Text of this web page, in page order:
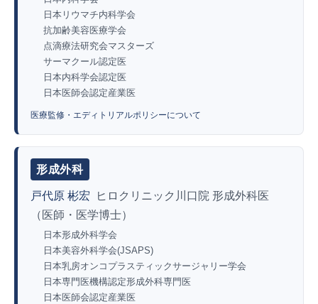
日本リウマチ内科学会
抗加齢美容医療学会
点滴療法研究会マスターズ
サーマクール認定医
日本内科学会認定医
日本医師会認定産業医
医療監修・エディトリアルポリシーについて
形成外科
戸代原 彬宏
ヒロクリニック川口院 形成外科医
（医師・医学博士）
日本形成外科学会
日本美容外科学会(JSAPS)
日本乳房オンコプラスティックサージャリー学会
日本専門医機構認定形成外科専門医
日本医師会認定産業医